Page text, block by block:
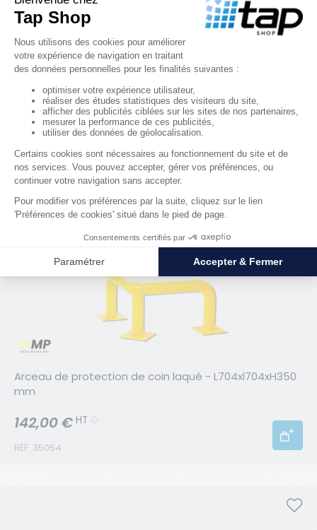
Arceau de protection de coin - noir et jaune -
L600xl600xH600 mm
RÉF. 0001909
260,00 € HT
Arceau de protection de coin laqué - L704xl704xH350
mm
RÉF. 35054
142,00 € HT